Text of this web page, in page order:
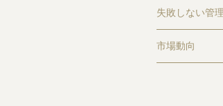
失敗しない管理
市場動向